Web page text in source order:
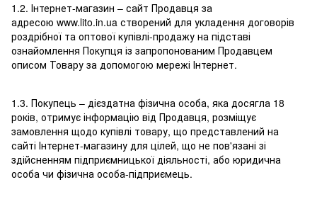
1.2. Інтернет-магазин – сайт Продавця за
адресою www.lito.in.ua створений для укладення договорів
роздрібної та оптової купівлі-продажу на підставі
ознайомлення Покупця із запропонованим Продавцем
описом Товару за допомогою мережі Інтернет.
1.3. Покупець – дієздатна фізична особа, яка досягла 18
років, отримує інформацію від Продавця, розміщує
замовлення щодо купівлі товару, що представлений на
сайті Інтернет-магазину для цілей, що не пов'язані зі
здійсненням підприємницької діяльності, або юридична
особа чи фізична особа-підприємець.